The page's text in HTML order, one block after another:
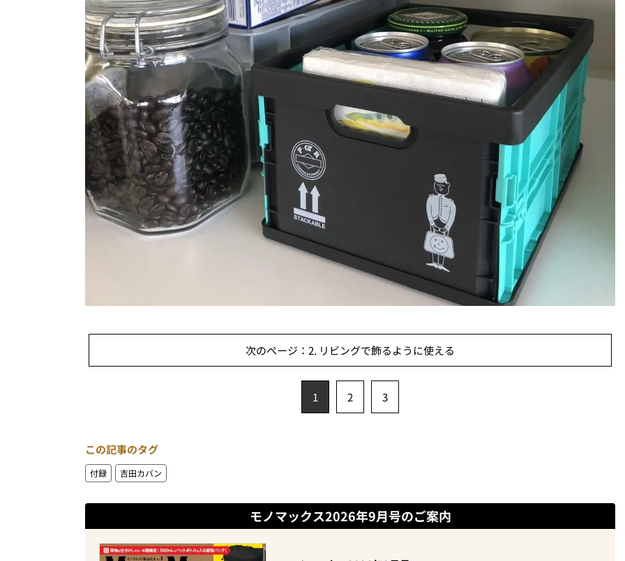
次のページ：2. リビングで飾るように使える
1 2 3
この記事のタグ
付録 吉田カバン
モノマックス2026年9月号のご案内